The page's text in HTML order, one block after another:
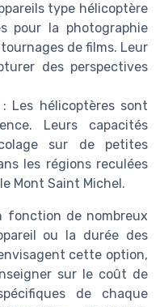
type hélicoptère
pour la photographie
de films. Leur
des perspectives
: Les hélicoptères sont
Leurs capacités
sur de petites
les régions reculées
Mont Saint Michel.
fonction de nombreux
ou la durée des
cette option,
sur le coût de
de chaque